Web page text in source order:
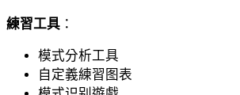
練習工具 ：
模式分析工具
自定義練習图表